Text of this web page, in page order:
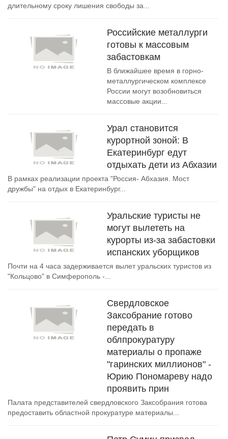
длительному сроку лишения свободы за...
Российские металлурги
готовы к массовым
забастовкам
В ближайшее время в горно-
металлургическом комплексе
России могут возобновиться
массовые акции...
Урал становится
курортной зоной: В
Екатеринбург едут
отдыхать дети из Абхазии
В рамках реализации проекта "Россия- Абхазия. Мост
дружбы" на отдых в Екатеринбург...
Уральские туристы не
могут вылететь на
курорты из-за забастовки
испанских уборщиков
Почти на 4 часа задерживается вылет уральских туристов из
"Кольцово" в Симферополь -...
Свердловское
Заксобрание готово
передать в
облпрокуратуру
материалы о пропаже
"гаринских миллионов" -
Юрию Пономареву надо
проявить прин
Палата представителей свердловского Заксобрания готова
предоставить областной прокуратуре материалы...